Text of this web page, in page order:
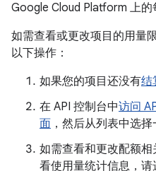
Google Cloud Platform 上的
如需查看或更改项目的用量
以下操作：
如果您的项目还没有结
在 API 控制台中访问
面 ，然后从列表中选择
如需查看和更改配额
看使用量统计信息，请